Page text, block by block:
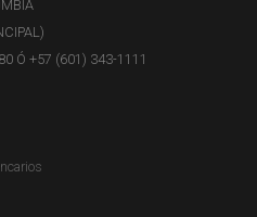
2014
Investigaciones, Banco de
de
de la República
Ó +57 (601) 343-1111